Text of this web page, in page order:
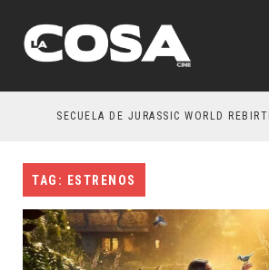
SECUELA DE JURASSIC WORLD REBIRTH
TAG: ESTRENOS